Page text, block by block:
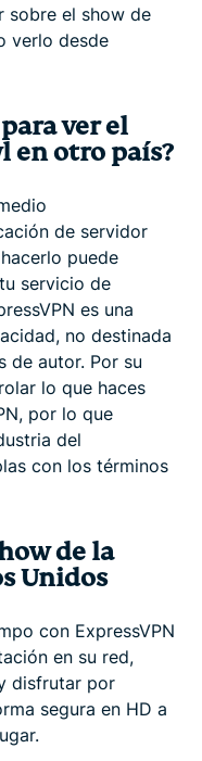
tiempo de la
tiempo del
eventos en
gratis en vivo el
Bowl 2024
sobre el show de
verlo desde
ver el
en otro país?
de servidor
puede
servicio de
es una
no destinada
de autor. Por su
lo que haces
por lo que
del
con los términos
de la
Unidos
con ExpressVPN
en su red,
disfrutar por
segura en HD a